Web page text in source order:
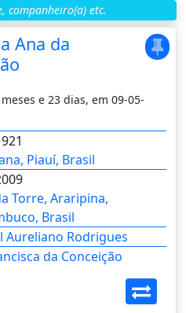
companheiro(a) etc.
Ana da
e 23 dias, em 09-05-
Piauí, Brasil
Torre, Araripina,
Brasil
Aureliano Rodrigues
da Conceição